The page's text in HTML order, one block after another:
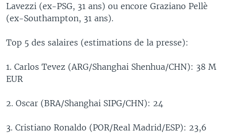
Lavezzi (ex-PSG, 31 ans) ou encore Graziano Pellè
(ex-Southampton, 31 ans).
Top 5 des salaires (estimations de la presse):
1. Carlos Tevez (ARG/Shanghai Shenhua/CHN): 38 M
EUR
2. Oscar (BRA/Shanghai SIPG/CHN): 24
3. Cristiano Ronaldo (POR/Real Madrid/ESP): 23,6